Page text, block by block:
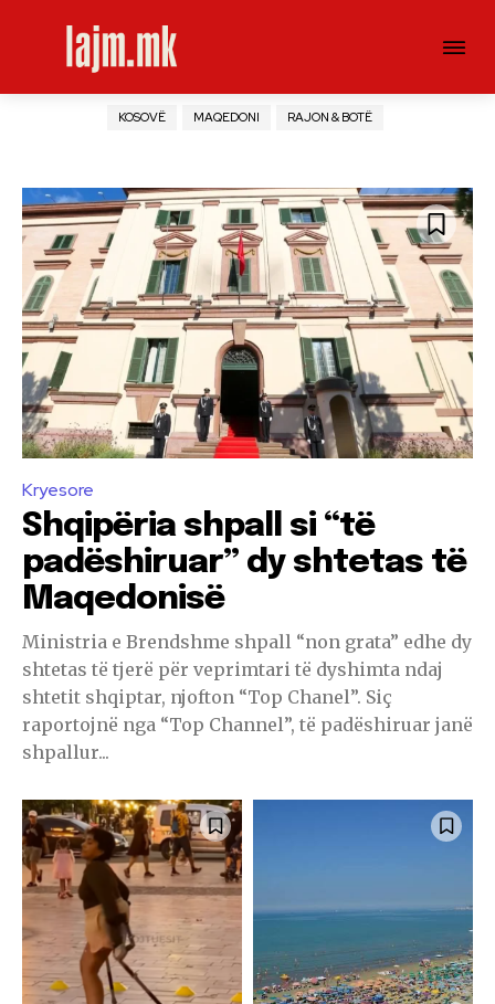
KOSOVË MAQEDONI RAJON & BOTË
Kryesore
Shqipëria shpall si “të
padëshiruar” dy shtetas të
Maqedonisë
Ministria e Brendshme shpall “non grata” edhe dy
shtetas të tjerë për veprimtari të dyshimta ndaj
shtetit shqiptar, njofton “Top Chanel”. Siç
raportojnë nga “Top Channel”, të padëshiruar janë
shpallur...